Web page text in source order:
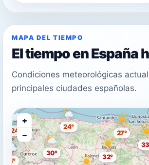
MAPA DEL TIEMPO
El tiempo en España
Condiciones meteorológicas
principales ciudades españolas.
27°
24°
24°
24°
32°
30°
+
−